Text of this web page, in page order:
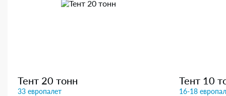
Тент 20 тонн
33 европалет
Тент 10
16-18